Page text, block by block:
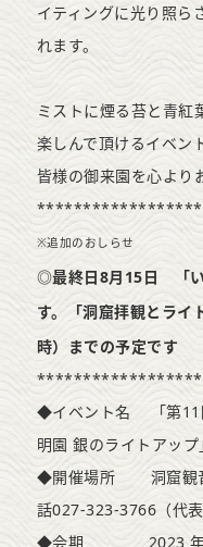
イティングに光り照ら
れます。
ミストに煙る苔と青紅
楽しんで頂けるイベン
皆様の御来園を心より
※追加のおしらせ
◎最終日8月15日 「い
す。「洞窟拝観とライ
時）までの予定です
◆イベント名 「第11
明園 銀のライトアップ
◆開催場所 洞窟観
話027-323-3766（代表
◆会期 2023 年8月